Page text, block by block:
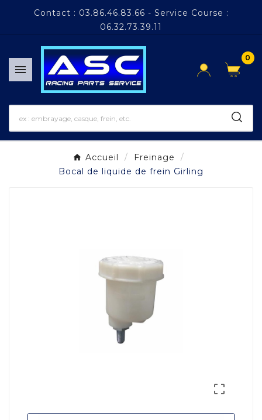
Contact : 03.86.46.83.66 - Service Course :
06.32.73.39.11

0
Accueil
Freinage
Bocal de liquide de frein Girling
